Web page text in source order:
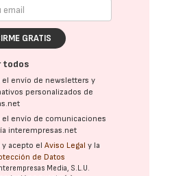
GRATIS
todos
el envío de newsletters y
personalizados de
el envío de comunicaciones
interempresas.net
y acepto elAviso Legal y la
de Datos
Media, S.L.U.